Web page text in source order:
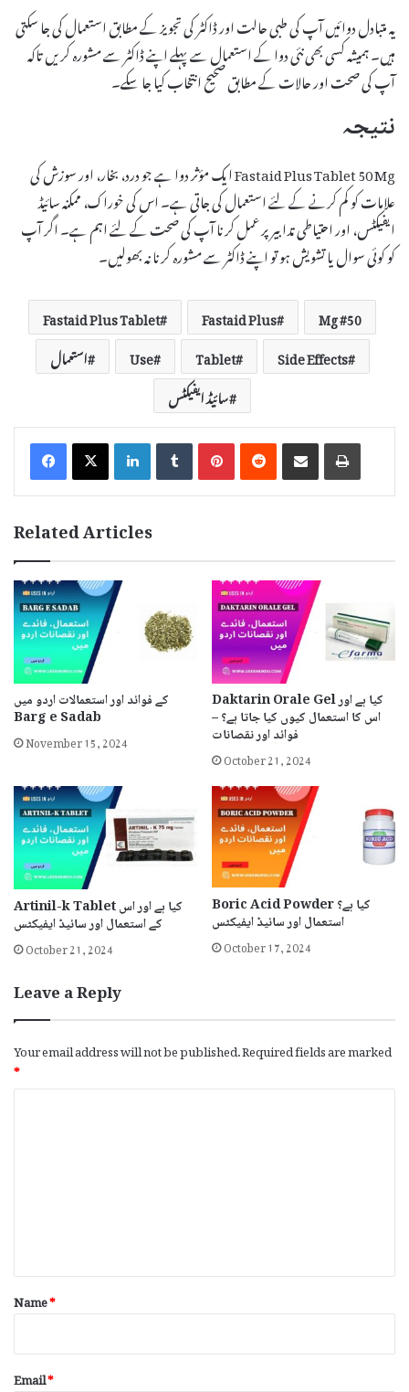
یہ متبادل دوائیں آپ کی طبی حالت اور ڈاکٹر کی تجویز کے مطابق استعمال کی جا سکتی
ہیں۔ ہمیشہ کسی بھی نئی دوا کے استعمال سے پہلے اپنے ڈاکٹر سے مشورہ کریں تاکہ
آپ کی صحت اور حالات کے مطابق صحیح انتخاب کیا جا سکے۔
نتیجہ
Fastaid Plus Tablet 50 Mg ایک مؤثر دوا ہے جو درد، بخار، اور سوزش کی
علامات کو کم کرنے کے لئے استعمال کی جاتی ہے۔ اس کی خوراک، ممکنہ سائیڈ
ایفیکٹس، اور احتیاطی تدابیر پر عمل کرنا آپ کی صحت کے لئے اہم ہے۔ اگر آپ
کو کوئی سوال یا تشویش ہو تو اپنے ڈاکٹر سے مشورہ کرنا نہ بھولیں۔
50 Mg
Fastaid Plus
Fastaid Plus Tablet
Side Effects
Tablet
Use
استعمال
سائیڈ ایفیکٹس
LinkedInTumblrPinterestReddit Share via Email Print
Related Articles
کے فوائد اور استعمالات اردو میں
Barg e Sadab
November 15, 2024
Daktarin Orale Gel کیا ہے اور
اس کا استعمال کیوں کیا جاتا ہے؟ –
فوائد اور نقصانات
October 21, 2024
Artinil-k Tablet کیا ہے اور اس
کے استعمال اور سائیڈ ایفیکٹس
October 21, 2024
Boric Acid Powder کیا ہے؟
استعمال اور سائیڈ ایفیکٹس
October 17, 2024
Leave a Reply
Your email address will not be published.Required fields are marked
*
*
Name*
Email*